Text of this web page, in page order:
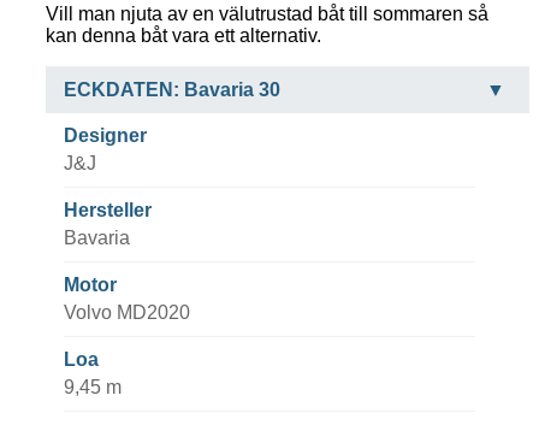
Vill man njuta av en välutrustad båt till sommaren så
kan denna båt vara ett alternativ.
ECKDATEN: Bavaria 30
Designer
J&J
Hersteller
Bavaria
Motor
Volvo MD2020
Loa
9,45 m